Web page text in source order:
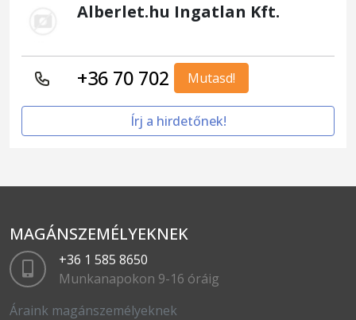
Alberlet.hu Ingatlan Kft.
+36 70 702 Mutasd!
Írj a hirdetőnek!
MAGÁNSZEMÉLYEKNEK
+36 1 585 8650
Munkanapokon 9-16 óráig
Áraink magánszemélyeknek